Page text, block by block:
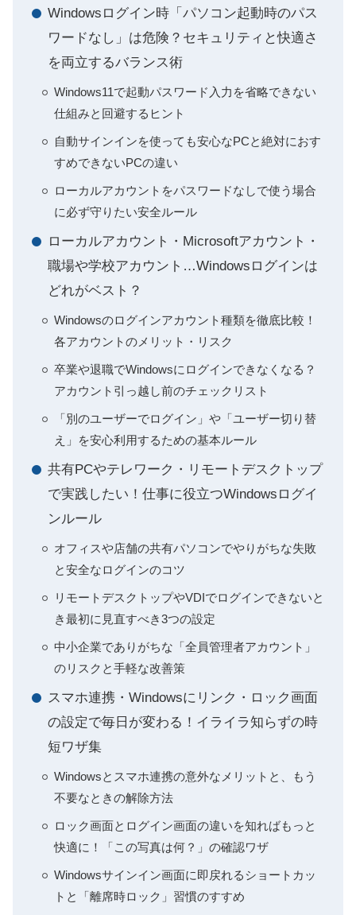
Windowsログイン時「パソコン起動時のパス
ワードなし」は危険？セキュリティと快適さ
を両立するバランス術
Windows11で起動パスワード入力を省略できない
仕組みと回避するヒント
自動サインインを使っても安心なPCと絶対におす
すめできないPCの違い
ローカルアカウントをパスワードなしで使う場合
に必ず守りたい安全ルール
ローカルアカウント・Microsoftアカウント・
職場や学校アカウント…Windowsログインは
どれがベスト？
Windowsのログインアカウント種類を徹底比較！
各アカウントのメリット・リスク
卒業や退職でWindowsにログインできなくなる？
アカウント引っ越し前のチェックリスト
「別のユーザーでログイン」や「ユーザー切り替
え」を安心利用するための基本ルール
共有PCやテレワーク・リモートデスクトップ
で実践したい！仕事に役立つWindowsログイ
ンルール
オフィスや店舗の共有パソコンでやりがちな失敗
と安全なログインのコツ
リモートデスクトップやVDIでログインできないと
き最初に見直すべき3つの設定
中小企業でありがちな「全員管理者アカウント」
のリスクと手軽な改善策
スマホ連携・Windowsにリンク・ロック画面
の設定で毎日が変わる！イライラ知らずの時
短ワザ集
Windowsとスマホ連携の意外なメリットと、もう
不要なときの解除方法
ロック画面とログイン画面の違いを知ればもっと
快適に！「この写真は何？」の確認ワザ
Windowsサインイン画面に即戻れるショートカッ
トと「離席時ロック」習慣のすすめ